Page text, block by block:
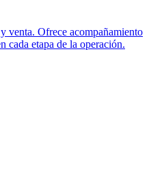
venta. Ofrece acompañamiento
cada etapa de la operación.